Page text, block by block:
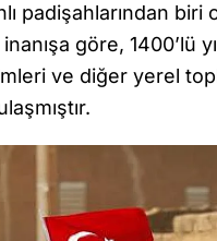
padişahlarından biri
göre, 1400’lü
ve diğer yerel